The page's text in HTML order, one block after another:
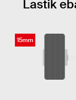
Lastik
15mm